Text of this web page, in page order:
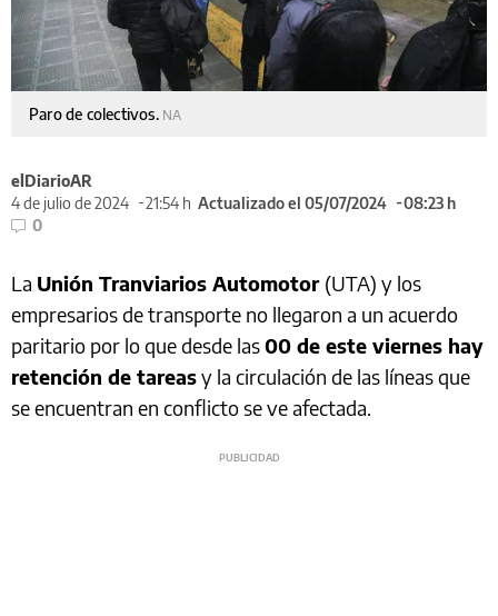
Paro de colectivos. NA
elDiarioAR
4 de julio de 2024
21:54 h Actualizado el 05/07/2024
08:23 h
0
La Unión Tranviarios Automotor (UTA) y los
empresarios de transporte no llegaron a un acuerdo
paritario por lo que desde las00 de este viernes hay
retención de tareasy la circulación de las líneas que
se encuentran en conflicto se ve afectada.